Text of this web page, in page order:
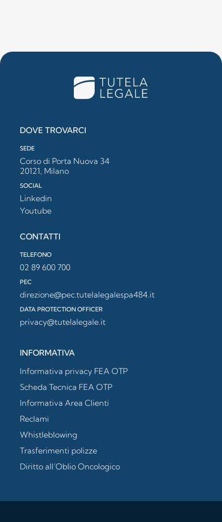
DOVE TROVARCI
SEDE
Corso di Porta Nuova 34
20121, Milano
SOCIAL
Linkedin
Youtube
CONTATTI
TELEFONO
02 89 600 700
PEC
direzione@pec.tutelalegalespa484.it
DATA PROTECTION OFFICER
privacy@tutelalegale.it
INFORMATIVA
Informativa privacy FEA OTP
Scheda Tecnica FEA OTP
Informativa Area Clienti
Reclami
Whistleblowing
Trasferimenti polizze
Diritto all’Oblio Oncologico